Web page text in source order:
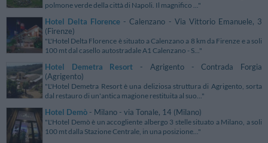
polmone verde della città di Napoli. Il magnifico ..."
Hotel Delta Florence - Calenzano - Via Vittorio Emanuele, 3
(Firenze)
"L'Hotel Delta Florence è situato a Calenzano a 8 km da Firenze e a soli
100 mt dal casello autostradale A1 Calenzano - S..."
Hotel Demetra Resort - Agrigento - Contrada Forgia
(Agrigento)
"L'Hotel Demetra Resort è una deliziosa struttura di Agrigento, sorta
dal restauro di un'antica magione restituita al suo..."
Hotel Demò - Milano - via Tonale, 14 (Milano)
"L'Hotel Demò è un accogliente albergo 3 stelle situato a Milano, a soli
100 mt dalla Stazione Centrale, in una posizione..."